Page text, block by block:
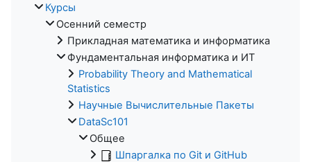
Курсы
Осенний семестр
Прикладная математика и информатика
Фундаментальная информатика и ИТ
Probability Theory and Mathematical
Statistics
Научные Вычислительные Пакеты
DataSc101
Общее
Шпаргалка по Git и GitHub